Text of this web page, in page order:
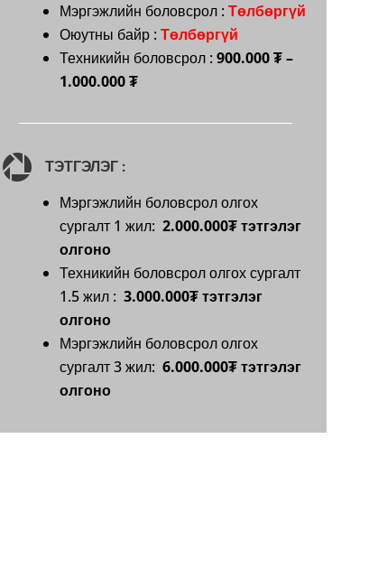
Мэргэжлийн боловсрол : Төлбөргүй
Оюутны байр : Төлбөргүй
Техникийн боловсрол : 900.000 ₮ –
1.000.000 ₮
 ТЭТГЭЛЭГ :
Мэргэжлийн боловсрол олгох
сургалт 1 жил: 2.000.000₮ тэтгэлэг
олгоно
Техникийн боловсрол олгох сургалт
1.5 жил : 3.000.000₮ тэтгэлэг
олгоно
Мэргэжлийн боловсрол олгох
сургалт 3 жил: 6.000.000₮ тэтгэлэг
олгоно